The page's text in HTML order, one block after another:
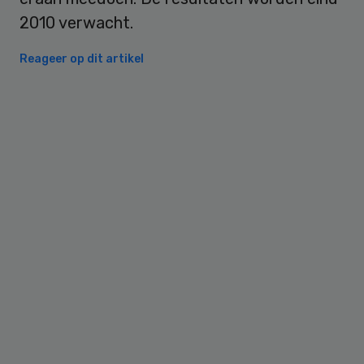
2010 verwacht.
Reageer op dit artikel